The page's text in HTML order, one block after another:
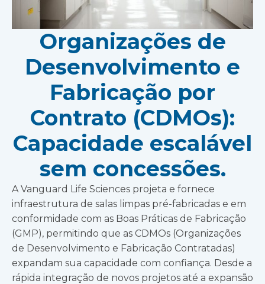
Organizações de
Desenvolvimento e
Fabricação por
Contrato (CDMOs):
Capacidade escalável
sem concessões.
A Vanguard Life Sciences projeta e fornece
infraestrutura de salas limpas pré-fabricadas e em
conformidade com as Boas Práticas de Fabricação
(GMP), permitindo que as CDMOs (Organizações
de Desenvolvimento e Fabricação Contratadas)
expandam sua capacidade com confiança. Desde a
rápida integração de novos projetos até a expansão